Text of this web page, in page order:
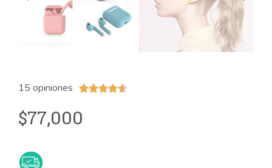
15 opiniones 
$77,000